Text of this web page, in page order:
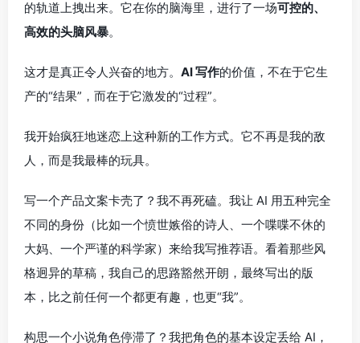
的轨道上拽出来。它在你的脑海里，进行了一场可控的、
高效的头脑风暴。
这才是真正令人兴奋的地方。 AI 写作的价值，不在于它生
产的“结果”，而在于它激发的“过程”。
我开始疯狂地迷恋上这种新的工作方式。它不再是我的敌
人，而是我最棒的玩具。
写一个产品文案卡壳了？我不再死磕。我让 AI 用五种完全
不同的身份（比如一个愤世嫉俗的诗人、一个喋喋不休的
大妈、一个严谨的科学家）来给我写推荐语。看着那些风
格迥异的草稿，我自己的思路豁然开朗，最终写出的版
本，比之前任何一个都更有趣，也更“我”。
构思一个小说角色停滞了？我把角色的基本设定丢给 AI，